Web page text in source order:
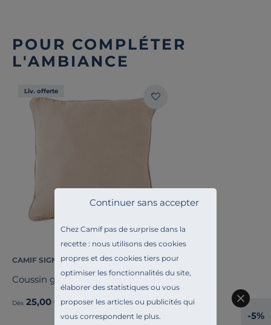
Chez Camif pas de surprise dans la
recette : nous utilisons des cookies
propres et des cookies tiers pour
optimiser les fonctionnalités du site,
élaborer des statistiques ou vous
proposer les articles ou publicités qui
vous correspondent le plus.
Continuer sans accepter
POUR COMPLÉTER
L'AMBIANCE
Liv. offerte
CAMIF SIGNATURE
Coussin gaze de coton Cybelle
Dès 25,00 €
-5%